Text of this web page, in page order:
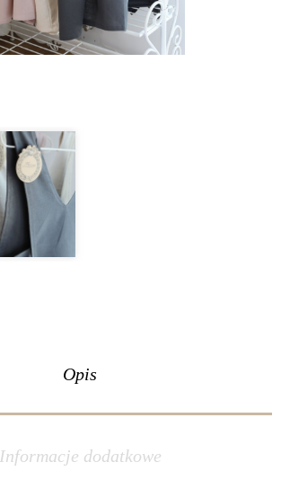
Opis
Informacje dodatkowe